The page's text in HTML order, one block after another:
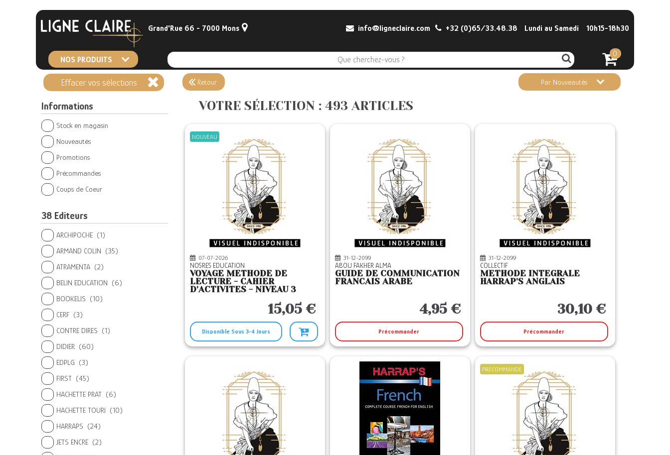
Grand'Rue 66 - 7000 Mons 10h15-18h30
Lundi au Samedi
+32 (0)65/33.48.38
info@ligneclaire.com
NOS PRODUITS
0
Effacer vos sélections
Informations
Stock en magasin
Nouveautés
Promotions
Précommandes
Coups de Coeur
38 Editeurs
ARCHIPOCHE (1)
ARMAND COLIN (35)
ATRAMENTA (2)
BELIN EDUCATION (6)
BOOKELIS (10)
CERF (3)
CONTRE DIRES (1)
DIDIER (60)
EDPLG (3)
FIRST (45)
HACHETTE PRAT (6)
HACHETTE TOURI (10)
HARRAPS (24)
JETS ENCRE (2)
Retour Par Nouveautés
VOTRE SÉLECTION : 493 ARTICLES
NOUVEAU
07-07-2026
NOSRES EDUCATION
VOYAGE METHODE DE
LECTURE - CAHIER
D'ACTIVITES - NIVEAU 3
15,05 €
Disponible Sous 3-4 Jours
31-12-2099
ABOU FAKHER ALMA
GUIDE DE COMMUNICATION
FRANCAIS ARABE
4,95 €
Précommander
31-12-2099
COLLECTIF
METHODE INTEGRALE
HARRAP'S ANGLAIS
30,10 €
Précommander
PRECOMMANDE